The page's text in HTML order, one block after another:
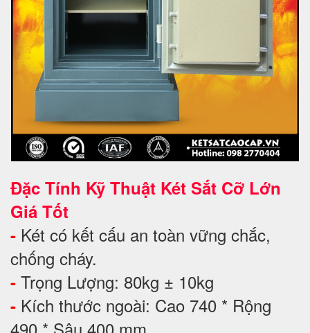
Đặc Tính Kỹ Thuật Két Sắt Cỡ Lớn
Giá Tốt
- Két có kết cấu an toàn vững chắc,
chống cháy.
- Trọng Lượng: 80kg ± 10kg
- Kích thước ngoài: Cao 740 * Rộng
490 * Sâu 400 mm